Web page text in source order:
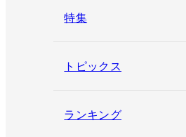
特集
トピックス
ランキング